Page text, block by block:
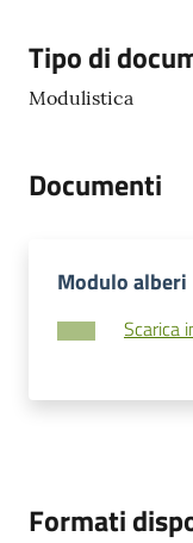
Seguici
Tipo di
Modulistica
Documenti
Modulo alberi
Scarica
Formati